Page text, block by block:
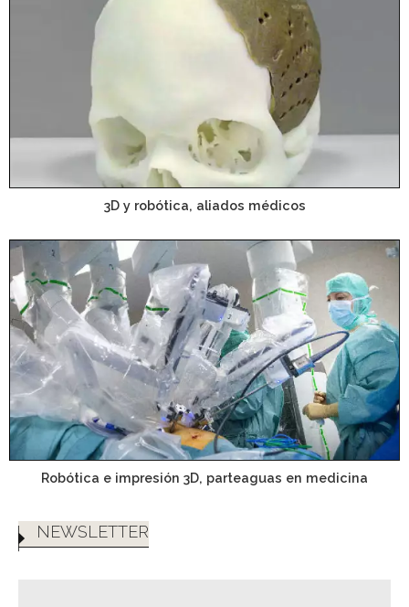
3D y robótica, aliados médicos
Robótica e impresión 3D, parteaguas en medicina
NEWSLETTER